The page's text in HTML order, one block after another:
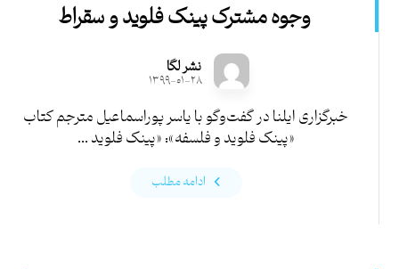
وجوه مشترک پینک‌ فلوید و سقراط
نشر لگا
۱۳۹۹-۰۱-۲۸
خبرگزاری ایلنا در گفت‌و‌گو با یاسر پوراسماعیل مترجم کتاب
«پینک فلوید و فلسفه»: «پینک فلوید ...
ادامه مطلب